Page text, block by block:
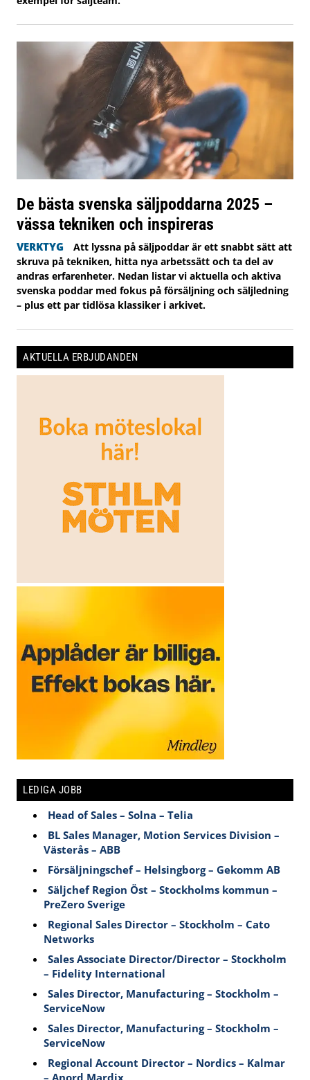
De bästa svenska säljpoddarna 2025 –
vässa tekniken och inspireras
VERKTYG
Att lyssna på säljpoddar är ett snabbt sätt att
skruva på tekniken, hitta nya arbetssätt och ta del av
andras erfarenheter. Nedan listar vi aktuella och aktiva
svenska poddar med fokus på försäljning och säljledning
– plus ett par tidlösa klassiker i arkivet.
AKTUELLA ERBJUDANDEN
LEDIGA JOBB
Head of Sales – Solna – Telia
BL Sales Manager, Motion Services Division –
Västerås – ABB
Försäljningschef – Helsingborg – Gekomm AB
Säljchef Region Öst – Stockholms kommun –
PreZero Sverige
Regional Sales Director – Stockholm – Cato
Networks
Sales Associate Director/Director – Stockholm
– Fidelity International
Sales Director, Manufacturing – Stockholm –
ServiceNow
Sales Director, Manufacturing – Stockholm –
ServiceNow
Regional Account Director – Nordics – Kalmar
– Anord Mardix